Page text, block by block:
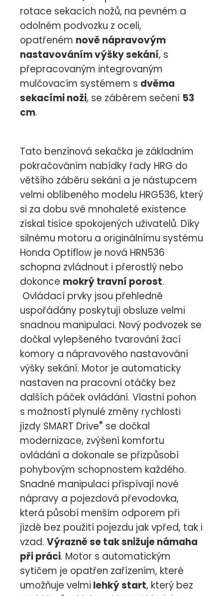
rotace sekacích nožů, na pevném a
odolném podvozku z oceli,
opatřeném nově nápravovým
nastavováním výšky sekání, s
přepracovaným integrovaným
mulčovacím systémem s dvěma
sekacími noži, se záběrem sečení 53
cm.
Tato benzínová sekačka je základním
pokračováním nabídky řady HRG do
většího záběru sekání a je nástupcem
velmi oblíbeného modelu HRG536, který
si za dobu své mnohaleté existence
získal tisíce spokojených uživatelů. Díky
silnému motoru a originálnímu systému
Honda Optiflow je nová HRN536
schopna zvládnout i přerostlý nebo
dokonce mokrý travní porost.
Ovládací prvky jsou přehledně
uspořádány poskytují obsluze velmi
snadnou manipulaci. Nový podvozek se
dočkal vylepšeného tvarování žací
komory a nápravového nastavování
výšky sekání. Motor je automaticky
nastaven na pracovní otáčky bez
dalších páček ovládání. Vlastní pohon
s možností plynulé změny rychlosti
jízdy SMART Drive® se dočkal
modernizace, zvýšení komfortu
ovládání a dokonale se přizpůsobí
pohybovým schopnostem každého.
Snadné manipulaci přispívají nové
nápravy a pojezdová převodovka,
která působí menším odporem při
jízdě bez použití pojezdu jak vpřed, tak i
vzad. Výrazně se tak snižuje námaha
při práci. Motor s automatickým
sytičem je opatřen zařízením, které
umožňuje velmi lehký start, který bez